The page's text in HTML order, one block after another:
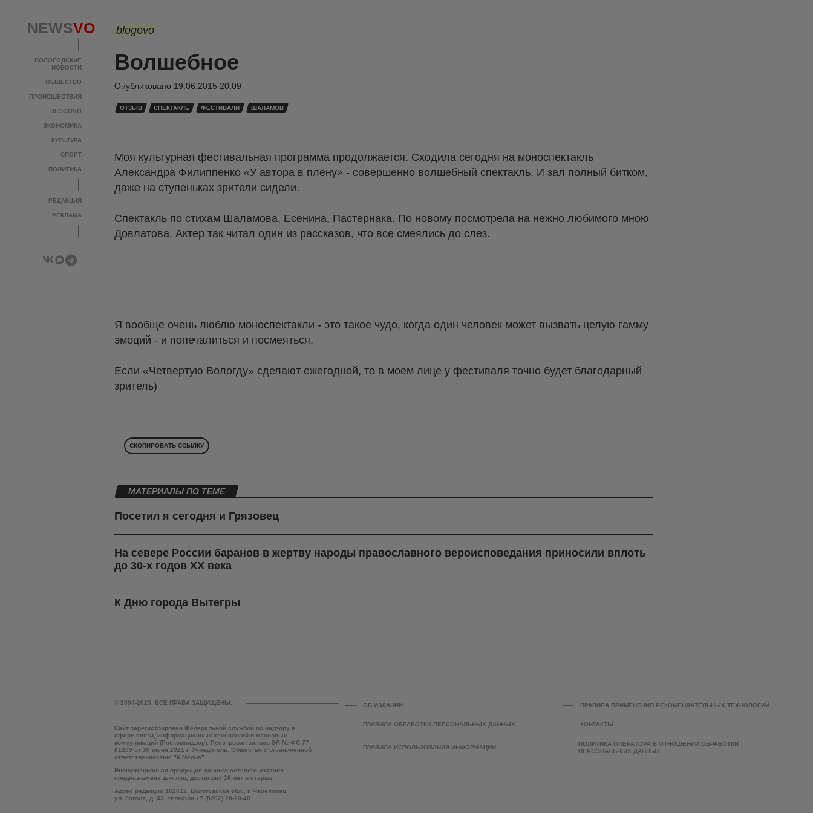
NEWSVO
ВОЛОГОДСКИЕ
НОВОСТИ
ОБЩЕСТВО
ПРОИСШЕСТВИЯ
BLOGOVO
ЭКОНОМИКА
КУЛЬТУРА
СПОРТ
ПОЛИТИКА
РЕДАКЦИЯ
РЕКЛАМА
blogovo
Волшебное
Опубликовано 19.06.2015 20:09
ОТЗЫВ СПЕКТАКЛЬ ФЕСТИВАЛИ ШАЛАМОВ
Моя культурная фестивальная программа продолжается. Сходила сегодня на моноспектакль
Александра Филиппенко «У автора в плену» - совершенно волшебный спектакль. И зал полный битком,
даже на ступеньках зрители сидели.
Спектакль по стихам Шаламова, Есенина, Пастернака. По новому посмотрела на нежно любимого мною
Довлатова. Актер так читал один из рассказов, что все смеялись до слез.
Я вообще очень люблю моноспектакли - это такое чудо, когда один человек может вызвать целую гамму
эмоций - и попечалиться и посмеяться.
Если «Четвертую Вологду» сделают ежегодной, то в моем лице у фестиваля точно будет благодарный
зритель)
СКОПИРОВАТЬ ССЫЛКУ
МАТЕРИАЛЫ ПО ТЕМЕ
Посетил я сегодня и Грязовец
На севере России баранов в жертву народы православного вероисповедания приносили вплоть
до 30-х годов ХХ века
К Дню города Вытегры
© 2004-2025. ВСЕ ПРАВА ЗАЩИЩЕНЫ.
Сайт зарегистрирован Федеральной службой по надзору в
сфере связи, информационных технологий и массовых
коммуникаций (Роскомнадзор). Реестровая запись ЭЛ № ФС 77 -
81209 от 30 июня 2021 г. Учредитель: Общество с ограниченной
ответственностью "К Медиа".
Информационная продукция данного сетевого издания
предназначена для лиц, достигших 16 лет и старше
Адрес редакции 162612, Вологодская обл., г. Череповец,
ул. Гоголя, д. 43, телефон +7 (8202) 28-20-40
ОБ ИЗДАНИИ ПРАВИЛА ПРИМЕНЕНИЯ РЕКОМЕНДАТЕЛЬНЫХ ТЕХНОЛОГИЙ
ПРАВИЛА ОБРАБОТКИ ПЕРСОНАЛЬНЫХ ДАННЫХ КОНТАКТЫ
ПРАВИЛА ИСПОЛЬЗОВАНИЯ ИНФОРМАЦИИ
ПОЛИТИКА ОПЕРАТОРА В ОТНОШЕНИИ ОБРАБОТКИ
ПЕРСОНАЛЬНЫХ ДАННЫХ